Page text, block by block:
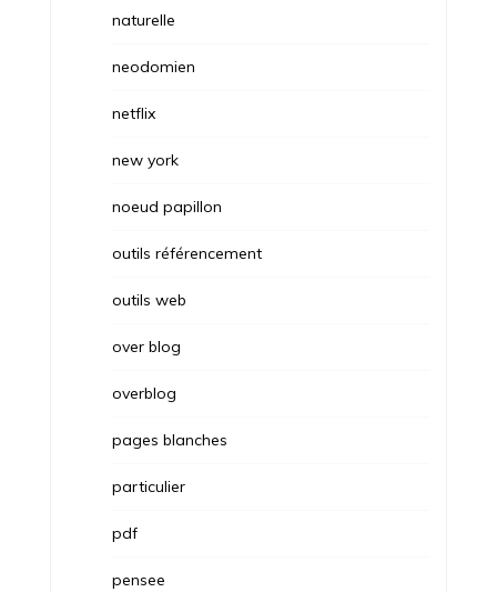
naturelle
neodomien
netflix
new york
noeud papillon
outils référencement
outils web
over blog
overblog
pages blanches
particulier
pdf
pensee